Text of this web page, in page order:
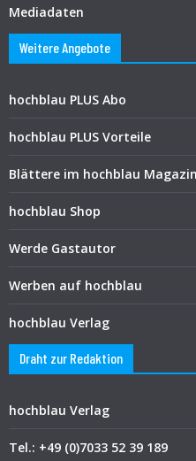
Mediadaten
Weitere Angebote
hochblau PLUS Abo
hochblau PLUS Vorteile
Blättere im hochblau
hochblau Shop
Werde Gastautor
Werben auf hochblau
hochblau Verlag
Draht zur Redaktion
hochblau Verlag
Tel.: +49 (0)7033 52 39 189